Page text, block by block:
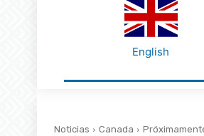
English
Noticias Canada